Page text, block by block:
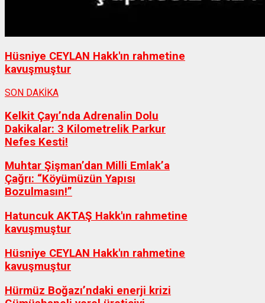
Hüsniye CEYLAN Hakk'ın rahmetine
kavuşmuştur
SON DAKİKA
Kelkit Çayı’nda Adrenalin Dolu
Dakikalar: 3 Kilometrelik Parkur
Nefes Kesti!
Muhtar Şişman’dan Milli Emlak’a
Çağrı: “Köyümüzün Yapısı
Bozulmasın!”
Hatuncuk AKTAŞ Hakk'ın rahmetine
kavuşmuştur
Hüsniye CEYLAN Hakk'ın rahmetine
kavuşmuştur
Hürmüz Boğazı’ndaki enerji krizi